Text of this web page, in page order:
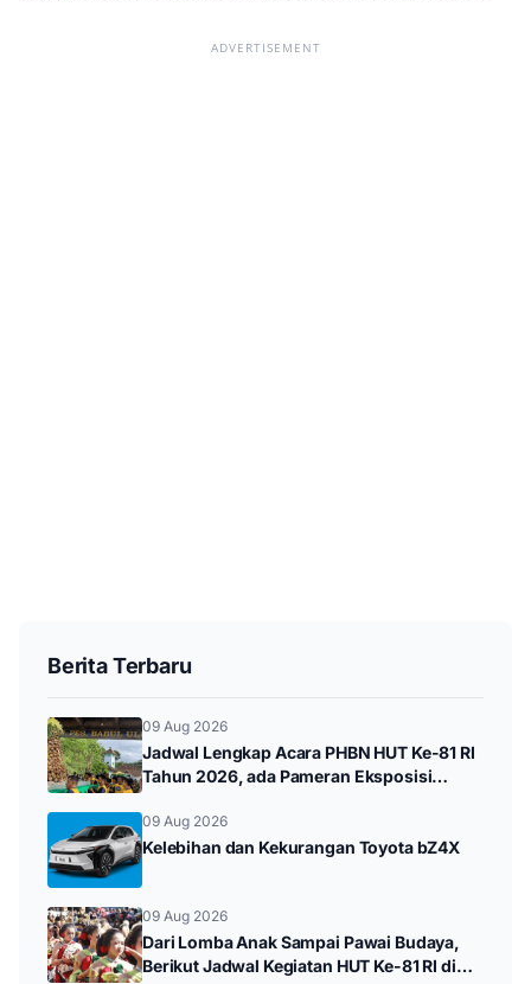
ADVERTISEMENT
Berita Terbaru
09 Aug 2026
Jadwal Lengkap Acara PHBN HUT Ke-81 RI
Tahun 2026, ada Pameran Eksposisi
09 Aug 2026
Kelebihan dan Kekurangan Toyota bZ4X
09 Aug 2026
Dari Lomba Anak Sampai Pawai Budaya,
Berikut Jadwal Kegiatan HUT Ke-81 RI di